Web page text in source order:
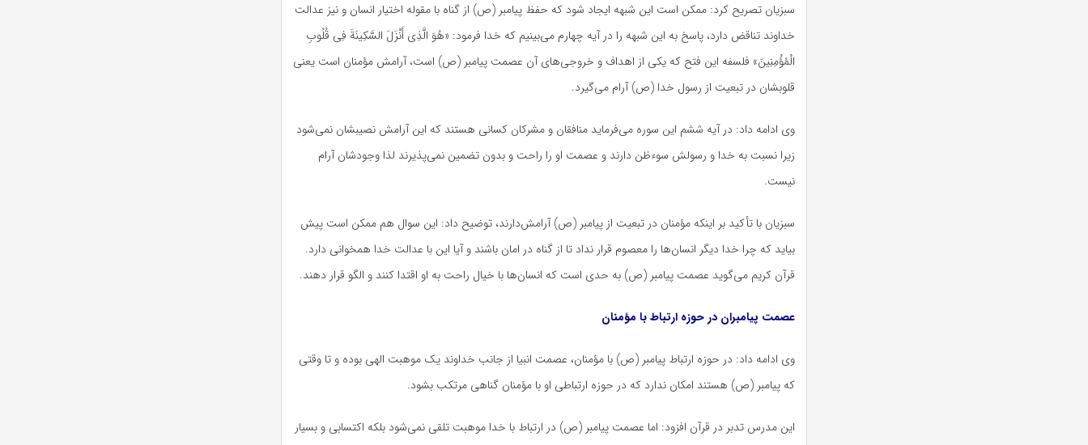
سبزیان تصریح کرد: ممکن است این شبهه ایجاد شود که حفظ پیامبر (ص) از گناه با مقوله اختیار انسان و نیز عدالت
خداوند تناقض دارد، پاسخ به این شبهه را در آیه چهارم می‌بینیم که خدا فرمود: «هُوَ الَّذِی أَنْزَلَ السَّکِینَةَ فِی قُلُوبِ
الْمُؤْمِنِینَ» فلسفه این فتح که یکی از اهداف و خروجی‌های آن عصمت پیامبر (ص) است، آرامش مؤمنان است یعنی
قلوبشان در تبعیت از رسول خدا (ص) آرام می‌گیرد.
وی ادامه داد: در آیه ششم این سوره می‌فرماید منافقان و مشرکان کسانی هستند که این آرامش نصیبشان نمی‌شود
زیرا نسبت به خدا و رسولش سوءظن دارند و عصمت او را راحت و بدون تضمین نمی‌پذیرند لذا وجودشان آرام
نیست.
سبزیان با تأکید بر اینکه مؤمنان در تبعیت از پیامبر (ص)آرامش‌دارند، توضیح داد: این سوال هم ممکن است پیش
بیاید که چرا خدا دیگر انسان‌ها را معصوم قرار نداد تا از گناه در امان باشند و آیا این با عدالت خدا همخوانی دارد.
قرآن کریم می‌گوید عصمت پیامبر (ص) به حدی است که انسان‌ها با خیال راحت به او اقتدا کنند و الگو قرار دهند.
عصمت پیامبران در حوزه ارتباط با مؤمنان
وی ادامه داد: در حوزه ارتباط پیامبر (ص) با مؤمنان، عصمت انبیا از جانب خداوند یک موهبت الهی بوده و تا وقتی
که پیامبر (ص) هستند امکان ندارد که در حوزه ارتباطی او با مؤمنان گناهی مرتکب بشود.
این مدرس تدبر در قرآن افزود: اما عصمت پیامبر (ص) در ارتباط با خدا موهبت تلقی نمی‌شود بلکه اکتسابی و بسیار